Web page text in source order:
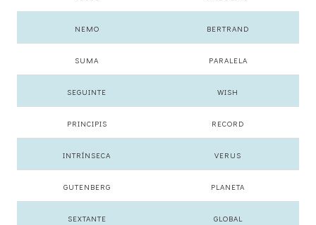
NEMO BERTRAND
SUMA PARALELA
SEGUINTE WISH
PRINCIPIS RECORD
INTRÍNSECA VERUS
GUTENBERG PLANETA
SEXTANTE GLOBAL